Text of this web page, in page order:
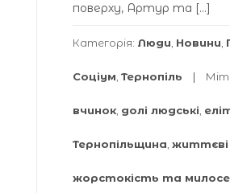
поверху, Артур та […]
Категорія: Люди Новини
Соціум Тернопіль
вчинок долі людські
Тернопільщина життєві
жорстокість та